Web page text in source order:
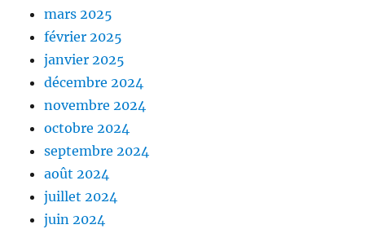
mars 2025
février 2025
janvier 2025
décembre 2024
novembre 2024
octobre 2024
septembre 2024
août 2024
juillet 2024
juin 2024